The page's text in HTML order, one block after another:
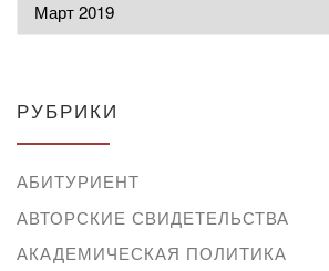
РУБРИКИ
АБИТУРИЕНТ
АВТОРСКИЕ СВИДЕТЕЛЬСТВА
АКАДЕМИЧЕСКАЯ ПОЛИТИКА